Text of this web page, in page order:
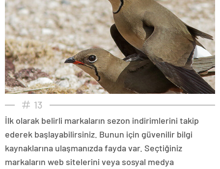
13
İlk olarak belirli markaların sezon indirimlerini takip
ederek başlayabilirsiniz. Bunun için güvenilir bilgi
kaynaklarına ulaşmanızda fayda var. Seçtiğiniz
markaların web sitelerini veya sosyal medya